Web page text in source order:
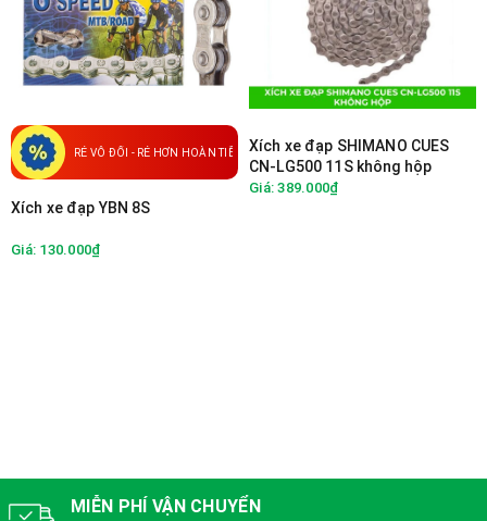
RẺ VÔ ĐỐI - RẺ HƠN HOÀN TIỀN
Xích xe đạp YBN 8S
Giá: 130.000₫
Xích xe đạp SHIMANO CUES
CN-LG500 11S không hộp
Giá: 389.000₫
MIỄN PHÍ VẬN CHUYỂN